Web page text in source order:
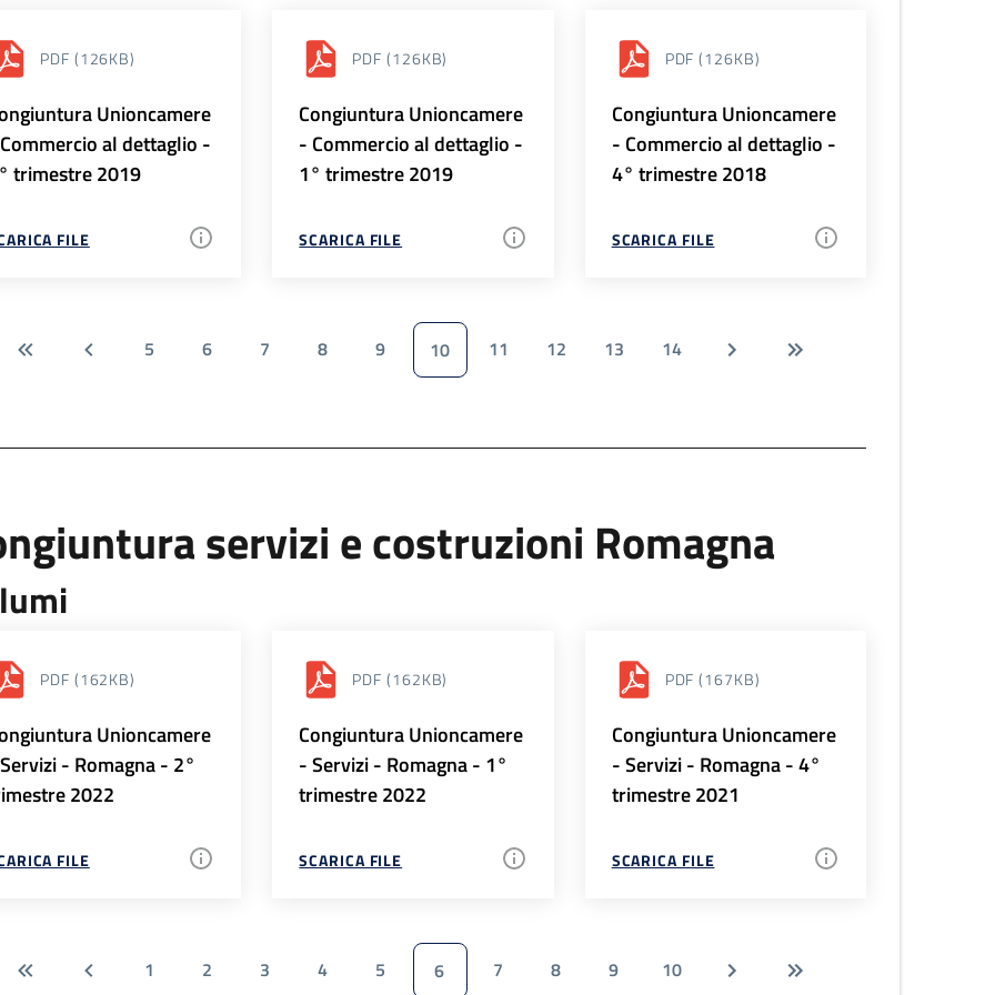
PDF (126KB)
Unioncamere
al dettaglio -
trimestre 2019
FILE
PDF (126KB)
Congiuntura Unioncamere
- Commercio al dettaglio -
1° trimestre 2019
SCARICA FILE
PDF (126KB)
Congiuntura Unioncamere
- Commercio al dettaglio -
4° trimestre 2018
SCARICA FILE
5 6 7 8 9 10 11 12 13 14
servizi e costruzioni Romagna
PDF (162KB)
Unioncamere
- Romagna - 2°
2022
FILE
PDF (162KB)
Congiuntura Unioncamere
- Servizi - Romagna - 1°
trimestre 2022
SCARICA FILE
PDF (167KB)
Congiuntura Unioncamere
- Servizi - Romagna - 4°
trimestre 2021
SCARICA FILE
1 2 3 4 5 6 7 8 9 10